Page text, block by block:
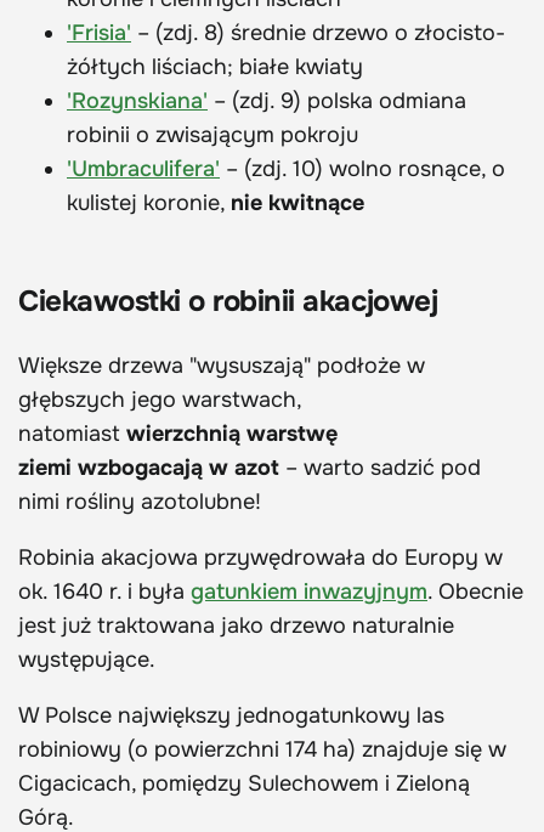
'Frisia' – (zdj. 8) średnie drzewo o złocisto-
żółtych liściach; białe kwiaty
'Rozynskiana' – (zdj. 9) polska odmiana
robinii o zwisającym pokroju
'Umbraculifera' – (zdj. 10) wolno rosnące, o
kulistej koronie, nie kwitnące
Ciekawostki o robinii akacjowej
Większe drzewa "wysuszają" podłoże w
głębszych jego warstwach,
natomiast wierzchnią warstwę
ziemi wzbogacają w azot – warto sadzić pod
nimi rośliny azotolubne!
Robinia akacjowa przywędrowała do Europy w
ok. 1640 r. i była gatunkiem inwazyjnym. Obecnie
jest już traktowana jako drzewo naturalnie
występujące.
W Polsce największy jednogatunkowy las
robiniowy (o powierzchni 174 ha) znajduje się w
Cigacicach, pomiędzy Sulechowem i Zieloną
Górą.